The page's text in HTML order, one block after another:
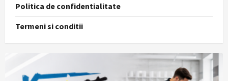
Politica de confidentialitate
Termeni si conditii